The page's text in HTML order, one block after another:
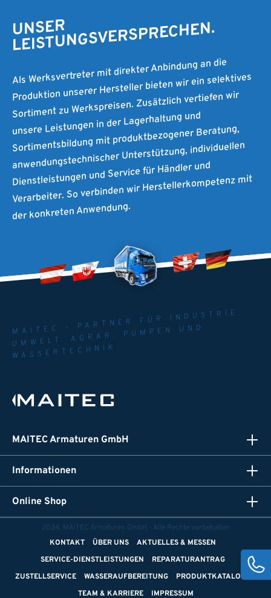
UNSER
LEISTUNGSVERSPRECHEN.
Als Werksvertreter mit direkter Anbindung an die
Produktion unserer Hersteller bieten wir ein selektives
Sortiment zu Werkspreisen. Zusätzlich vertiefen wir
unsere Leistungen in der Lagerhaltung und
Sortimentsbildung mit produktbezogener Beratung,
anwendungstechnischer Unterstützung, individuellen
Dienstleistungen und Service für Händler und
Verarbeiter. So verbinden wir Herstellerkompetenz mit
der konkreten Anwendung.
MAITEC - PARTNER FÜR INDUSTRIE.
UMWELT. AGRAR. PUMPEN UND
WASSERTECHNIK
MAITEC Armaturen GmbH
Informationen
Online Shop
2024, MAITEC Armaturen GmbH - Alle Rechte vorbehalten
KONTAKT
ÜBER UNS
AKTUELLES & MESSEN
SERVICE-DIENSTLEISTUNGEN
REPARATURANTRAG
ZUSTELLSERVICE
WASSERAUFBEREITUNG
PRODUKTKATALOGE
TEAM & KARRIERE
IMPRESSUM